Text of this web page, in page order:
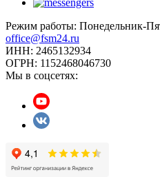
Режим работы: Понедельник-
office@fsm24.ru
ИНН: 2465132934
ОГРН: 1152468046730
Мы в соцсетях: